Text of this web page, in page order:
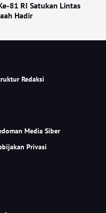
81 RI Satukan Lintas
Hadir
Redaksi
Media Siber
Privasi